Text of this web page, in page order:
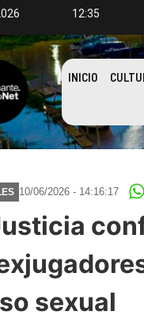
12:35
INICIO
10/06/2026 - 14:16:17
sexual